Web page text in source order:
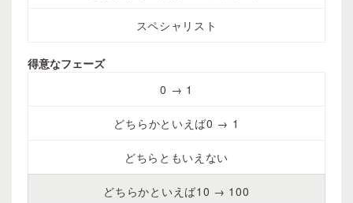
スペシャリスト
得意なフェーズ
0 → 1
どちらかといえば0 → 1
どちらともいえない
どちらかといえば10 → 100